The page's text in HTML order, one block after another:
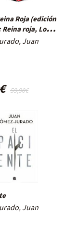
Roja (edición
Reina roja, Loba
blanco)Juan
59,90€
Juan